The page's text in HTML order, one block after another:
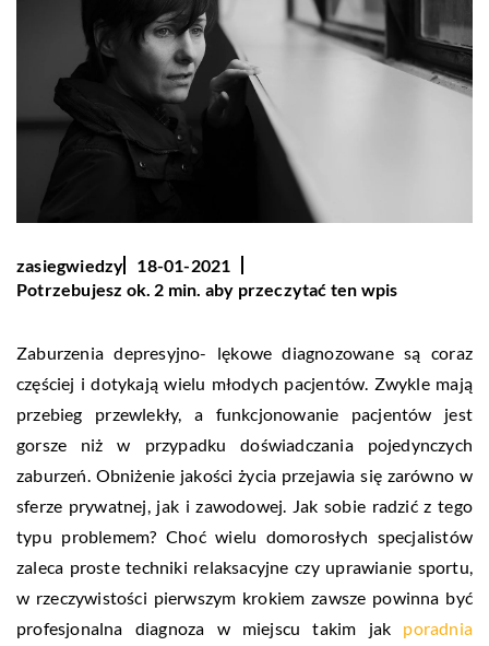
zasiegwiedzy
18-01-2021
Potrzebujesz ok. 2 min. aby przeczytać ten wpis
Zaburzenia depresyjno- lękowe diagnozowane są coraz
częściej i dotykają wielu młodych pacjentów. Zwykle mają
przebieg przewlekły, a funkcjonowanie pacjentów jest
gorsze niż w przypadku doświadczania pojedynczych
zaburzeń. Obniżenie jakości życia przejawia się zarówno w
sferze prywatnej, jak i zawodowej. Jak sobie radzić z tego
typu problemem? Choć wielu domorosłych specjalistów
zaleca proste techniki relaksacyjne czy uprawianie sportu,
w rzeczywistości pierwszym krokiem zawsze powinna być
profesjonalna diagnoza w miejscu takim jak poradnia